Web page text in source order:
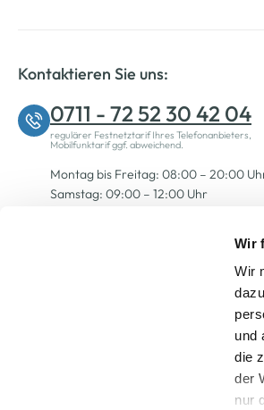
Wir
Wir
und
die
der
nur
Kontaktieren Sie uns:
0711 - 72 52 30 42 04
regulärer Festnetztarif Ihres Telefonanbieters,
Mobilfunktarif ggf. abweichend.
Montag bis Freitag: 08:00 – 20:00
Samstag: 09:00 – 12:00 Uhr